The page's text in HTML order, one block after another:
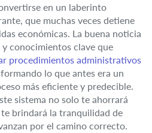
en un laberinto
que muchas veces detiene
económicas. La buena noticia
conocimientos clave que
procedimientos administrativos
lo que antes era un
más eficiente y predecible.
sistema no solo te ahorrará
brindará la tranquilidad de
por el camino correcto.